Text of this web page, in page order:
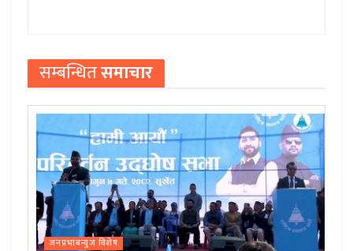
सम्बन्धितसमाचार
जनप्रभाबन्युज विशेष